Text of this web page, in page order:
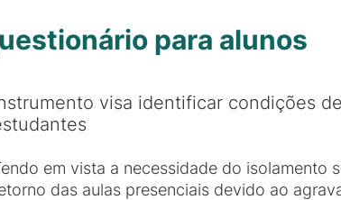
para alunos
visa identificar condições
em vista a necessidade do isolamento
das aulas presenciais devido ao